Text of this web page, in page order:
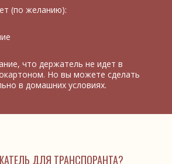
(по желанию):
что держатель не идет в
Но вы можете сделать
в домашних условиях.
ДЛЯ ТРАНСПОРАНТА?